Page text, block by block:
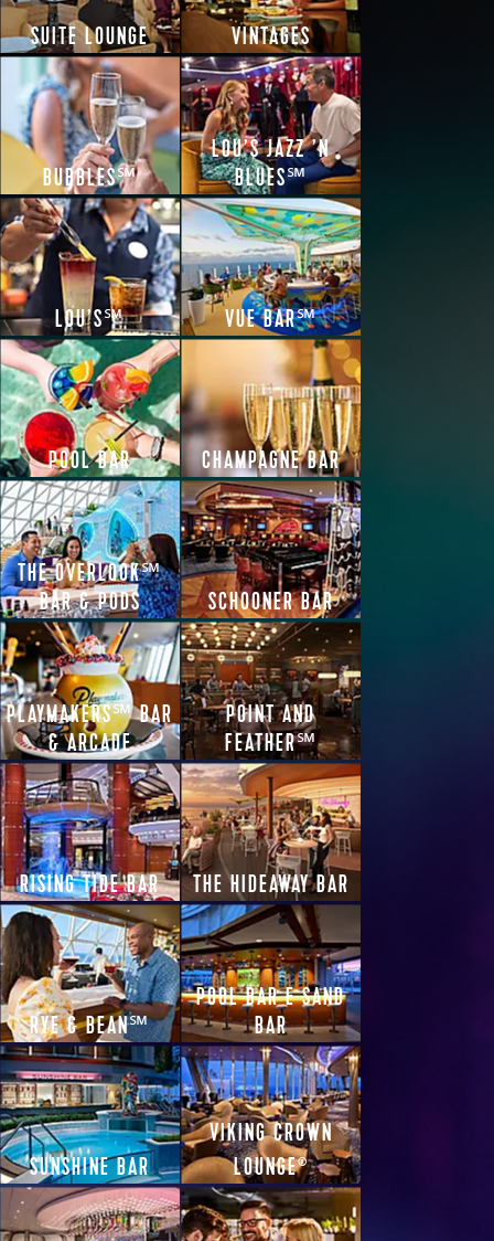
SUITE LOUNGE VINTAGES
BUBBLES℠
LOU’S JAZZ ’N
BLUES℠
LOU’S℠ VUE BAR℠
POOL BAR CHAMPAGNE BAR
THE OVERLOOK℠
BAR & PODS
SCHOONER BAR
PLAYMAKERS℠ BAR
& ARCADE
POINT AND
FEATHER℠
RISING TIDE BAR THE HIDEAWAY BAR
RYE & BEAN℠
POOL BAR E SAND
BAR
SUNSHINE BAR
VIKING CROWN
LOUNGE®